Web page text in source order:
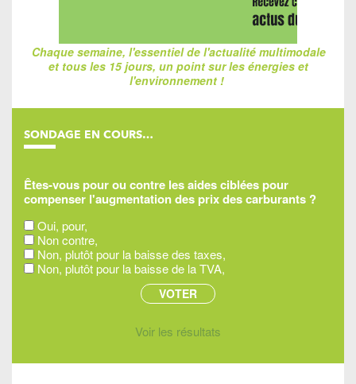
Chaque semaine, l'essentiel de l'actualité multimodale
et tous les 15 jours, un point sur les énergies et
l'environnement !
SONDAGE EN COURS…
Êtes-vous pour ou contre les aides ciblées pour
compenser l'augmentation des prix des carburants ?
Oui, pour,
Non contre,
Non, plutôt pour la baisse des taxes,
Non, plutôt pour la baisse de la TVA,
Voir les résultats